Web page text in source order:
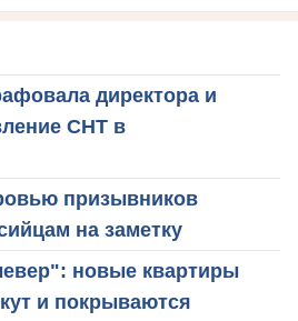
директора и
СНТ в
призывников
на заметку
новые квартиры
и покрываются